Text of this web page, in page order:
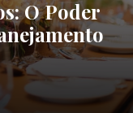
O Poder